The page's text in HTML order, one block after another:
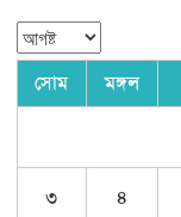
সোম মঙ্গল
৩ ৪